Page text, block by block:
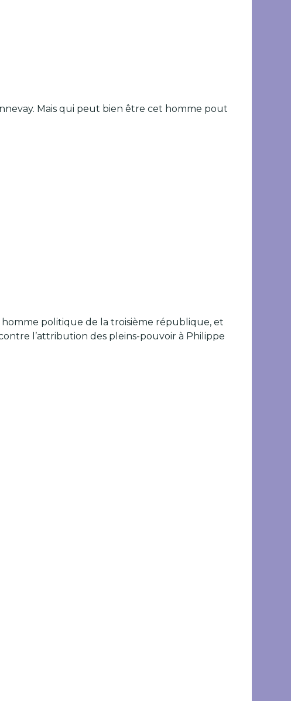
Mais qui peut bien être cet homme pout
politique de la troisième république, et
l’attribution des pleins-pouvoir à Philippe